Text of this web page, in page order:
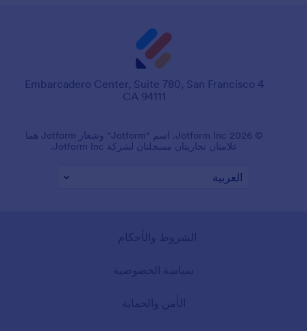
4 Embarcadero Center, Suite 780, San Francisco
CA 94111
© 2026 Jotform Inc. اسم "Jotform" وشعار Jotform هما
علامتان تجاريتان مسجلتان لشركة Jotform Inc.
الشروط والأحكام
سياسة الخصوصية
الأمن والحماية